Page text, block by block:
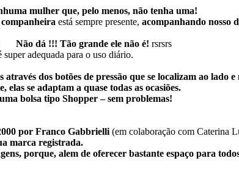
mulher que, pelo menos, não tenha uma!
está sempre presente, acompanhando nosso
Não dá !!! Tão grande ele não é! rsrsrs
super adequada para o uso diário.
dos botões de pressão que se localizam ao lado
se adaptam a quase todas as ocasiões.
bolsa tipo Shopper – sem problemas!
por Franco Gabbrielli (em colaboração com Caterina
marca registrada.
porque, alem de oferecer bastante espaço para